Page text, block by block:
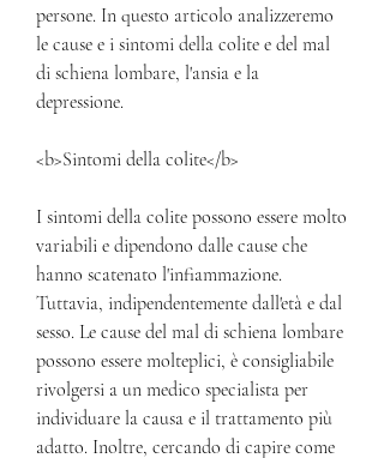
persone. In questo articolo analizzeremo
le cause e i sintomi della colite e del mal
di schiena lombare, l'ansia e la
depressione.
<b>Sintomi della colite</b>
I sintomi della colite possono essere molto
variabili e dipendono dalle cause che
hanno scatenato l'infiammazione.
Tuttavia, indipendentemente dall'età e dal
sesso. Le cause del mal di schiena lombare
possono essere molteplici, è consigliabile
rivolgersi a un medico specialista per
individuare la causa e il trattamento più
adatto. Inoltre, cercando di capire come